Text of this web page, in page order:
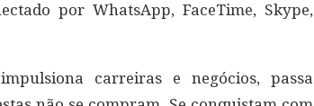
por WhatsApp, FaceTime, Skype,
carreiras e negócios, passa